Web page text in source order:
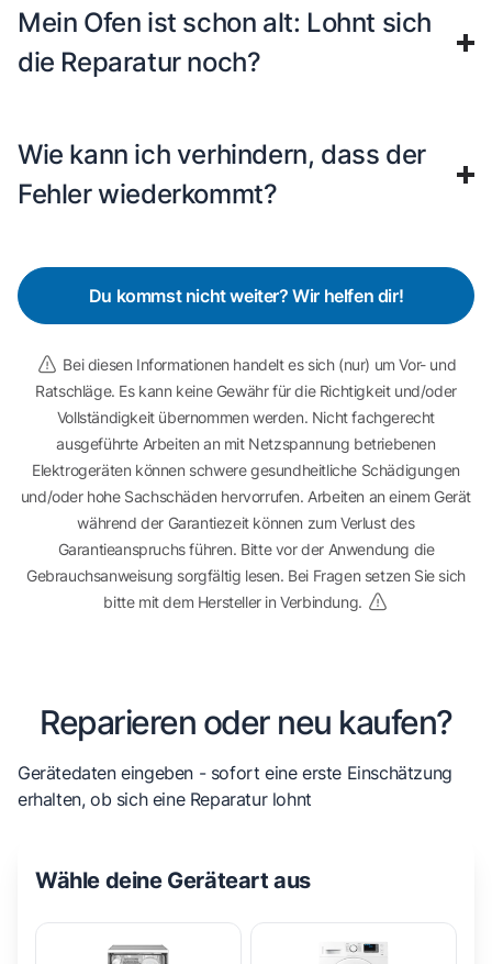
Mein Ofen ist schon alt: Lohnt sich
die Reparatur noch?
Wie kann ich verhindern, dass der
Fehler wiederkommt?
Du kommst nicht weiter? Wir helfen dir!
Bei diesen Informationen handelt es sich (nur) um Vor- und
Ratschläge. Es kann keine Gewähr für die Richtigkeit und/oder
Vollständigkeit übernommen werden. Nicht fachgerecht
ausgeführte Arbeiten an mit Netzspannung betriebenen
Elektrogeräten können schwere gesundheitliche Schädigungen
und/oder hohe Sachschäden hervorrufen. Arbeiten an einem Gerät
während der Garantiezeit können zum Verlust des
Garantieanspruchs führen. Bitte vor der Anwendung die
Gebrauchsanweisung sorgfältig lesen. Bei Fragen setzen Sie sich
bitte mit dem Hersteller in Verbindung.
Reparieren oder neu kaufen?
Gerätedaten eingeben - sofort eine erste Einschätzung
erhalten, ob sich eine Reparatur lohnt
Wähle deine Geräteart aus